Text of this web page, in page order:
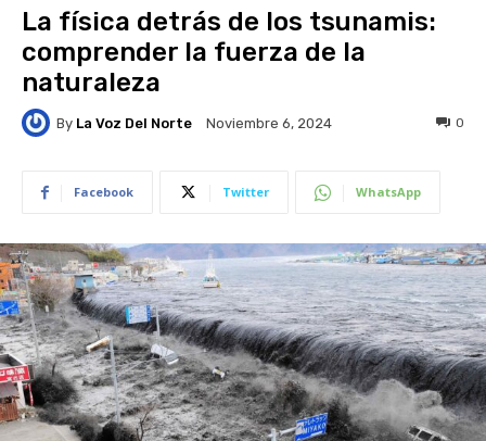
La física detrás de los tsunamis:
comprender la fuerza de la
naturaleza
By La Voz Del Norte Noviembre 6, 2024 0
Facebook Twitter WhatsApp